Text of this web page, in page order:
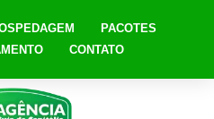
PACOTES
CONTATO